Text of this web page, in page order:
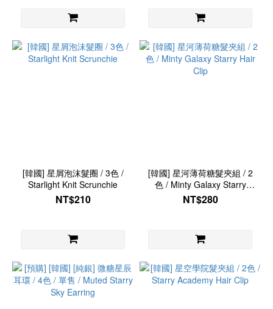
[韓國] 星屑泡沫髮圈 / 3色 /
Starlight Knit Scrunchie
NT$210
[韓國] 星河薄荷糖髮夾組 / 2
色 / Minty Galaxy Starry
Hair Clip
NT$280